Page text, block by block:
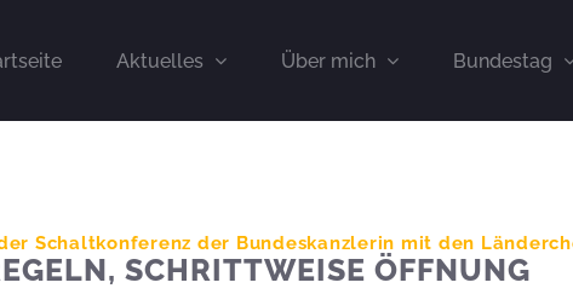
Aktuelles Über mich Bundestag
Schaltkonferenz der Bundeskanzlerin mit den
SCHRITTWEISE ÖFFNUNG